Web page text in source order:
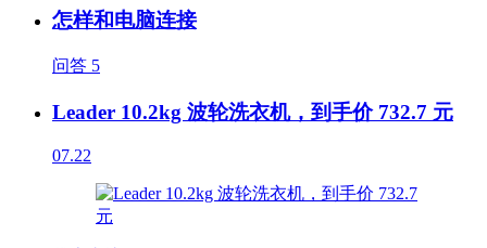
怎样和电脑连接
问答 5
Leader 10.2kg 波轮洗衣机，到手价 732.7 元
07.22